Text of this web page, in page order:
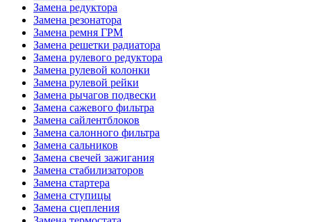
Замена редуктора
Замена резонатора
Замена ремня ГРМ
Замена решетки радиатора
Замена рулевого редуктора
Замена рулевой колонки
Замена рулевой рейки
Замена рычагов подвески
Замена сажевого фильтра
Замена сайлентблоков
Замена салонного фильтра
Замена сальников
Замена свечей зажигания
Замена стабилизаторов
Замена стартера
Замена ступицы
Замена сцепления